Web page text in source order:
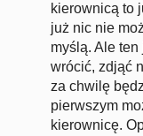
kierownicą to
już nic nie
myślą. Ale ten
wrócić, zdjąć
za chwilę
pierwszym
kierownicę.